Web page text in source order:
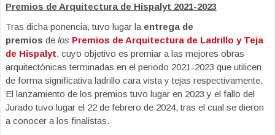
Premios de Arquitectura de Hispalyt 2021-2023
Tras dicha ponencia, tuvo lugar la entrega de
premios de los Premios de Arquitectura de Ladrillo y Teja
de Hispalyt, cuyo objetivo es premiar a las mejores obras
arquitectónicas terminadas en el periodo 2021-2023 que utilicen
de forma significativa ladrillo cara vista y tejas respectivamente.
El lanzamiento de los premios tuvo lugar en 2023 y el fallo del
Jurado tuvo lugar el 22 de febrero de 2024, tras el cual se dieron
a conocer a los finalistas.